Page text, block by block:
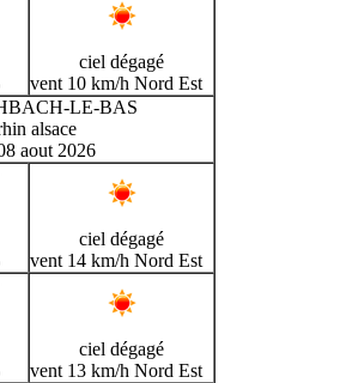
ciel dégagé
vent 10 km/h Nord Est
LE-BAS
alsace
aout 2026
ciel dégagé
vent 14 km/h Nord Est
ciel dégagé
vent 13 km/h Nord Est